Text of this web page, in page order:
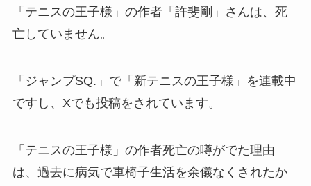
「テニスの王子様」の作者「許斐剛」さんは、死
亡していません。
「ジャンプSQ.」で「新テニスの王子様」を連載中
ですし、Xでも投稿をされています。
「テニスの王子様」の作者死亡の噂がでた理由
は、過去に病気で車椅子生活を余儀なくされたか